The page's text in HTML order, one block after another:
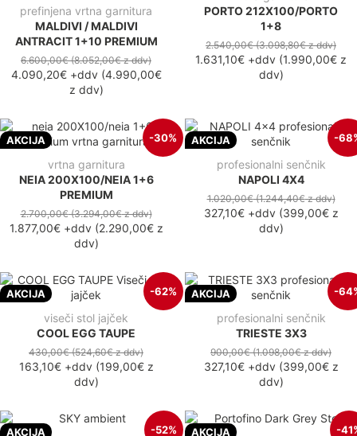
prefinjena vrtna garnitura
MALDIVI / MALDIVI
ANTRACIT 1+10 PREMIUM
6.600,00€(8.052,00€z ddv)
4.090,20€+ddv(4.990,00€
z ddv)
PORTO 212X100/PORTO
1+8
2.540,00€(3.098,80€z ddv)
1.631,10€ +ddv (1.990,00€ z
ddv)
AKCIJA -30%
vrtna garnitura
NEIA 200X100/NEIA 1+6
PREMIUM
2.700,00€(3.294,00€z ddv)
1.877,00€+ddv(2.290,00€z
ddv)
AKCIJA -
profesionalni senčnik
NAPOLI 4X4
1.020,00€(1.244,40€z ddv)
327,10€+ddv(399,00€z
ddv)
AKCIJA -62%
viseči stol jajček
COOL EGG TAUPE
430,00€(524,60€z ddv)
163,10€+ddv(199,00€z
ddv)
AKCIJA -
profesionalni senčnik
TRIESTE 3X3
900,00€(1.098,00€z ddv)
327,10€+ddv(399,00€z
ddv)
AKCIJA -52% AKCIJA -